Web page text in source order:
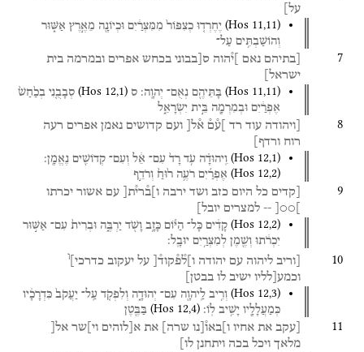
על]
(Hos 11,11) יֶחֶרְד֤וּ כְצִפּוֹר֙ מִמִּצְרַ֔יִם וּכְיוֹנָ֖ה מֵאֶ֣רֶץ אַשּׁ֑וּר
וְהוֹשַׁבְתִּ֥ים עַל־
7 [בתיהם נאם ]י֯הוה ס[בבוני בכחש אפרים ובמרמה בית
ישראל]
(Hos 11,11) בָּתֵּיהֶ֖ם נְאֻם־ יְהוָֽה׃ ס (Hos 12,1) סְבָבֻ֤נִי בְכַ֙חַשׁ֙
אֶפְרַ֔יִם וּבְמִרְמָ֖ה בֵּ֣ית יִשְׂרָאֵ֑ל
8 [ויהודה עוד רד ]ע֯ם֯ א֯ל[ ועם קדושים נאמן אפרים רעה
רוח ורדף]
(Hos 12,1) וִֽיהוּדָ֗ה עֹ֥ד רָד֙ עִם־ אֵ֔ל וְעִם־ קְדוֹשִׁ֖ים נֶאֱמָֽן׃
(Hos 12,2) אֶפְרַ֜יִם רֹעֶ֥ה ר֙וּחַ֙ וְרֹדֵ֣ף
9 [קדים כל היום כזב ושד ירבה ו]ב֯רי֯ת[ עם אשור יכרתו
]○○[
-- למצרים יובל]
(Hos 12,2) קָדִ֔ים כָּל־ הַיּ֕וֹם כָּזָ֥ב וָשֹׁ֖ד יַרְבֶּ֑ה וּבְרִית֙ עִם־ אַשּׁ֣וּר
יִכְרֹ֔תוּ וְשֶׁ֖מֶן לְמִצְרַ֥יִם יוּבָֽל׃
10 [וריב ליהוה עם יהודה ו]ל֯פ֯קוד֯[ על יעקוב כדרכי] ו
וכמע[לליו ישיב לו בבטן]
(Hos 12,3) וְרִ֥יב לַֽיהוָ֖ה עִם־ יְהוּדָ֑ה וְלִפְקֹ֤ד עַֽל־ יַעֲקֹב֙ כִּדְרָכָ֔יו
כְּמַעֲלָלָ֖יו יָשִׁ֥יב לֽוֹ׃ (Hos 12,4) בַּבֶּ֖טֶן
11 [עקב את אחיו ו]באו֯[נו שרה] את א[לוהים וי]שר אל[
מלאך ויכל בכה ויתחנן לו]